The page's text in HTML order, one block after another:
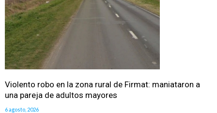
Violento robo en la zona rural de Firmat: maniataron a
una pareja de adultos mayores
6 agosto, 2026